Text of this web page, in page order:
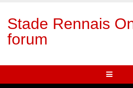
Stade Rennais
forum